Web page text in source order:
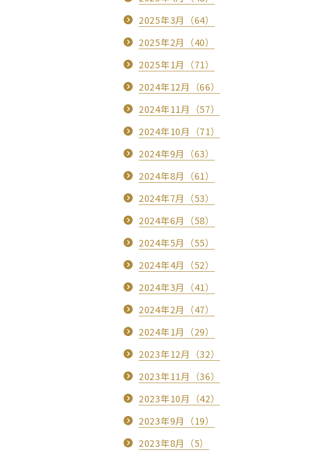
2025年3月（64）
2025年2月（40）
2025年1月（71）
2024年12月（66）
2024年11月（57）
2024年10月（71）
2024年9月（63）
2024年8月（61）
2024年7月（53）
2024年6月（58）
2024年5月（55）
2024年4月（52）
2024年3月（41）
2024年2月（47）
2024年1月（29）
2023年12月（32）
2023年11月（36）
2023年10月（42）
2023年9月（19）
2023年8月（5）